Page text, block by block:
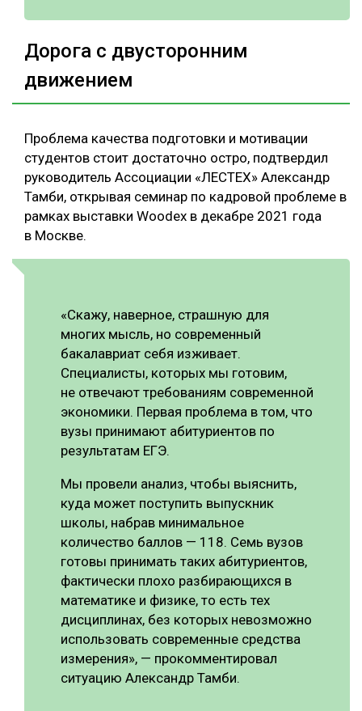
Дорога с двусторонним
движением
Проблема качества подготовки и мотивации
студентов стоит достаточно остро, подтвердил
руководитель Ассоциации «ЛЕСТЕХ» Александр
Тамби, открывая семинар по кадровой проблеме в
рамках выставки Woodex в декабре 2021 года
в Москве.
«Скажу, наверное, страшную для
многих мысль, но современный
бакалавриат себя изживает.
Специалисты, которых мы готовим,
не отвечают требованиям современной
экономики. Первая проблема в том, что
вузы принимают абитуриентов по
результатам ЕГЭ.
Мы провели анализ, чтобы выяснить,
куда может поступить выпускник
школы, набрав минимальное
количество баллов — 118. Семь вузов
готовы принимать таких абитуриентов,
фактически плохо разбирающихся в
математике и физике, то есть тех
дисциплинах, без которых невозможно
использовать современные средства
измерения», — прокомментировал
ситуацию Александр Тамби.